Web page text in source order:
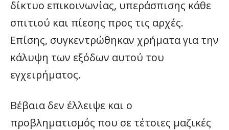
δίκτυο επικοινωνίας, υπεράσπισης κάθε
σπιτιού και πίεσης προς τις αρχές.
Επίσης, συγκεντρώθηκαν χρήματα για την
κάλυψη των εξόδων αυτού του
εγχειρήματος.
Βέβαια δεν έλλειψε και ο
προβληματισμός που σε τέτοιες μαζικές